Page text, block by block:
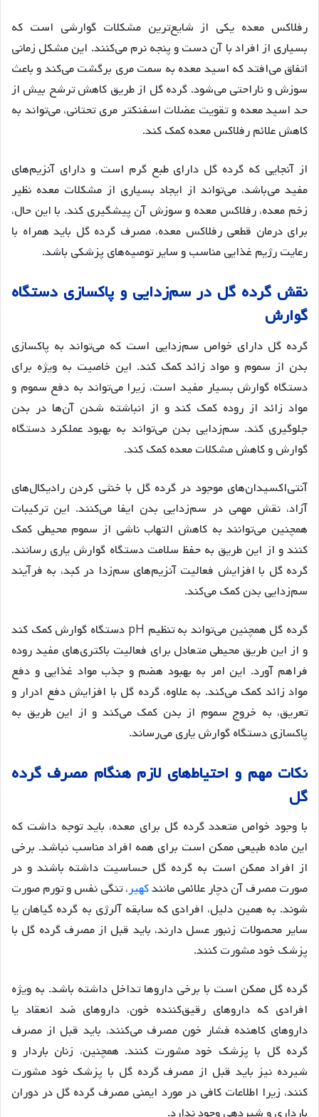
رفلاکس معده یکی از شایع‌ترین مشکلات گوارشی است که
بسیاری از افراد با آن دست و پنجه نرم می‌کنند. این مشکل زمانی
اتفاق می‌افتد که اسید معده به سمت مری برگشت می‌کند و باعث
سوزش و ناراحتی می‌شود. گرده گل از طریق کاهش ترشح بیش از
حد اسید معده و تقویت عضلات اسفنکتر مری تحتانی، می‌تواند به
کاهش علائم رفلاکس معده کمک کند.
از آنجایی که گرده گل دارای طبع گرم است و دارای آنزیم‌های
مفید می‌باشد، می‌تواند از ایجاد بسیاری از مشکلات معده نظیر
زخم معده، رفلاکس معده و سوزش آن پیشگیری کند. با این حال،
برای درمان قطعی رفلاکس معده، مصرف گرده گل باید همراه با
رعایت رژیم غذایی مناسب و سایر توصیه‌های پزشکی باشد.
نقش گرده گل در سمزدایی و پاکسازی دستگاه
گوارش
گرده گل دارای خواص سم‌زدایی است که می‌تواند به پاکسازی
بدن از سموم و مواد زائد کمک کند. این خاصیت به ویژه برای
دستگاه گوارش بسیار مفید است، زیرا می‌تواند به دفع سموم و
مواد زائد از روده کمک کند و از انباشته شدن آن‌ها در بدن
جلوگیری کند. سم‌زدایی بدن می‌تواند به بهبود عملکرد دستگاه
گوارش و کاهش مشکلات معده کمک کند.
آنتی‌اکسیدان‌های موجود در گرده گل با خنثی کردن رادیکال‌های
آزاد، نقش مهمی در سم‌زدایی بدن ایفا می‌کنند. این ترکیبات
همچنین می‌توانند به کاهش التهاب ناشی از سموم محیطی کمک
کنند و از این طریق به حفظ سلامت دستگاه گوارش یاری رسانند.
گرده گل با افزایش فعالیت آنزیم‌های سم‌زدا در کبد، به فرآیند
سم‌زدایی بدن کمک می‌کند.
گرده گل همچنین می‌تواند به تنظیم pH دستگاه گوارش کمک کند
و از این طریق محیطی متعادل برای فعالیت باکتری‌های مفید روده
فراهم آورد. این امر به بهبود هضم و جذب مواد غذایی و دفع
مواد زائد کمک می‌کند. به علاوه، گرده گل با افزایش دفع ادرار و
تعریق، به خروج سموم از بدن کمک می‌کند و از این طریق به
پاکسازی دستگاه گوارش یاری می‌رساند.
نکات مهم و احتیاطهای لازم هنگام مصرف گرده
گل
با وجود خواص متعدد گرده گل برای معده، باید توجه داشت که
این ماده طبیعی ممکن است برای همه افراد مناسب نباشد. برخی
از افراد ممکن است به گرده گل حساسیت داشته باشند و در
صورت مصرف آن دچار علائمی مانندکهیر، تنگی نفس و تورم صورت
شوند. به همین دلیل، افرادی که سابقه آلرژی به گرده گیاهان یا
سایر محصولات زنبور عسل دارند، باید قبل از مصرف گرده گل با
پزشک خود مشورت کنند.
گرده گل ممکن است با برخی داروها تداخل داشته باشد. به ویژه
افرادی که داروهای رقیق‌کننده خون، داروهای ضد انعقاد یا
داروهای کاهنده فشار خون مصرف می‌کنند، باید قبل از مصرف
گرده گل با پزشک خود مشورت کنند. همچنین، زنان باردار و
شیرده نیز باید قبل از مصرف گرده گل با پزشک خود مشورت
کنند، زیرا اطلاعات کافی در مورد ایمنی مصرف گرده گل در دوران